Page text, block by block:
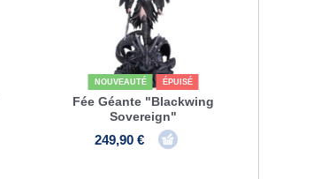
NOUVEAUTÉ ÉPUISÉ
Fée Géante "Blackwing
Sovereign"
249,90 €